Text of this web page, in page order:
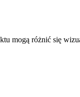
mogą różnić się